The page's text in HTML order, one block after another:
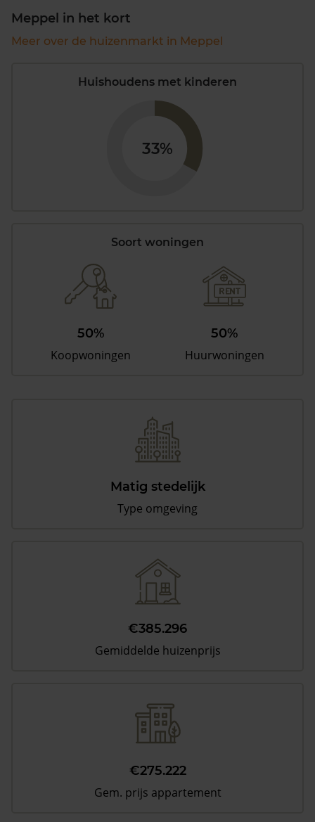
Meppel in het kort
Meer over de huizenmarkt in Meppel
Huishoudens met kinderen
33%
Soort woningen
50%
Koopwoningen
50%
Huurwoningen
Matig stedelijk
Type omgeving
€385.296
Gemiddelde huizenprijs
€275.222
Gem. prijs appartement